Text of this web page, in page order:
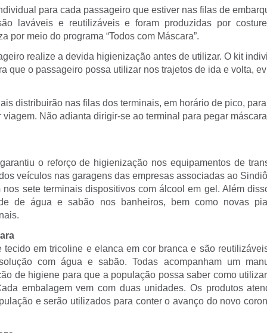
para cada passageiro que estiver nas filas de
laváveis e reutilizáveis e foram produzidas por
por meio do programa “Todos com Máscara”.
realize a devida higienização antes de utilizar. O kit
que o passageiro possa utilizar nos trajetos de ida e volta,
distribuirão nas filas dos terminais, em horário de pico,
Não adianta dirigir-se ao terminal para pegar
o reforço de higienização nos equipamentos de
veículos nas garagens das empresas associadas ao
nos sete terminais dispositivos com álcool em gel. Além
de água e sabão nos banheiros, bem como novas
tecido em tricoline e elanca em cor branca e são
com água e sabão. Todas acompanham um
de higiene para que a população possa saber como
embalagem vem com duas unidades. Os produtos
e serão utilizados para conter o avanço do novo